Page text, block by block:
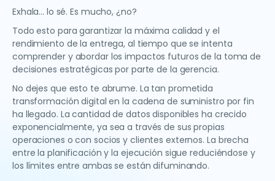
Exhala... lo sé. Es mucho, ¿no?
Todo esto para garantizar la máxima calidad y el
rendimiento de la entrega, al tiempo que se intenta
comprender y abordar los impactos futuros de la toma de
decisiones estratégicas por parte de la gerencia.
No dejes que esto te abrume. La tan prometida
transformación digital en la cadena de suministro por fin
ha llegado. La cantidad de datos disponibles ha crecido
exponencialmente, ya sea a través de sus propias
operaciones o con socios y clientes externos. La brecha
entre la planificación y la ejecución sigue reduciéndose y
los límites entre ambas se están difuminando.